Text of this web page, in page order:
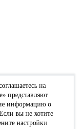
данных
Rutube
на
представляют
информацию о
вы не хотите
настройки